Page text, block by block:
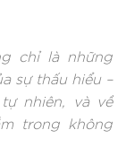
chỉ là những
sự thấu hiểu –
nhiên, và về
trong không